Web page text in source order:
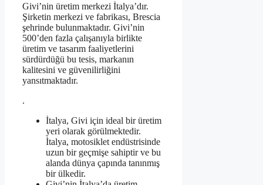
Givi’nin üretim merkezi İtalya’dır.
Şirketin merkezi ve fabrikası, Brescia
şehrinde bulunmaktadır. Givi’nin
500’den fazla çalışanıyla birlikte
üretim ve tasarım faaliyetlerini
sürdürdüğü bu tesis, markanın
kalitesini ve güvenilirliğini
yansıtmaktadır.
.
İtalya, Givi için ideal bir üretim
yeri olarak görülmektedir.
İtalya, motosiklet endüstrisinde
uzun bir geçmişe sahiptir ve bu
alanda dünya çapında tanınmış
bir ülkedir.